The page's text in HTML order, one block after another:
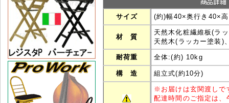
サイズ (約)幅40×奥行き40×
材 質
天然木化粧繊維板(ラ
天然木(ラッカー塗装)
耐荷重 全体:(約) 10kg
構 造 組立式(約10分)
※ お届けは玄関渡しで
配達時間のご指定は